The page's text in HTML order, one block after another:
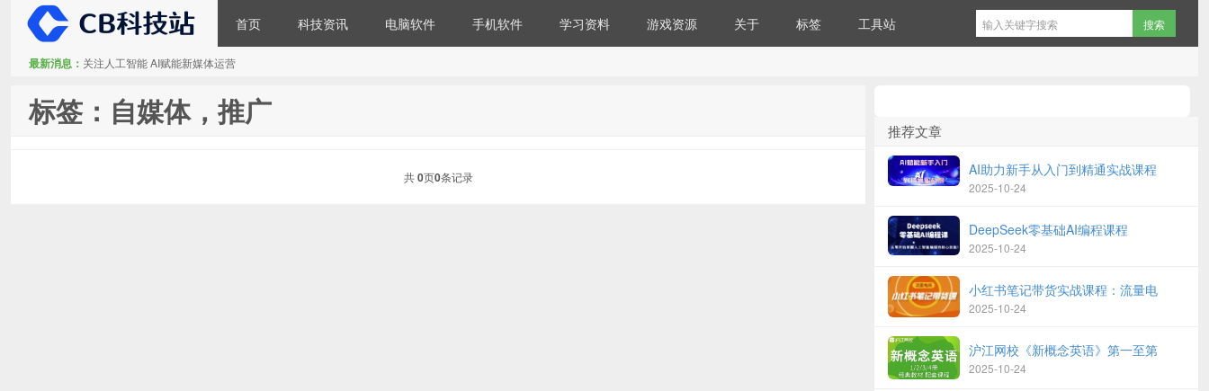
CB科技站
首页 科技资讯 电脑软件 手机软件 学习资料 游戏资源 关于 标签 工具站
最新消息： 关注人工智能 AI赋能新媒体运营
标签：自媒体，推广
共0页0条记录
推荐文章
AI助力新手从入门到精通实战课程
2025-10-24
DeepSeek零基础AI编程课程
2025-10-24
小红书笔记带货实战课程：流量电
2025-10-24
沪江网校《新概念英语》第一至第
2025-10-24